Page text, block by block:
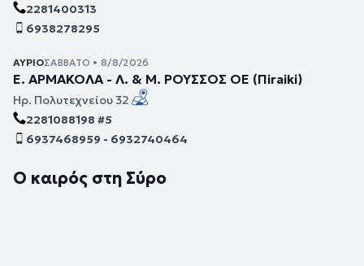
2281400313
6938278295
ΑΎΡΙΟΣΆΒΒΑΤΟ • 8/8/2026
Ε. ΑΡΜΑΚΟΛΑ - Λ. & Μ. ΡΟΥΣΣΟΣ ΟΕ (Πiraiki)
Ηρ. Πολυτεχνείου 32
2281088198 #5
6937468959 - 6932740464
Ο καιρός στη Σύρο